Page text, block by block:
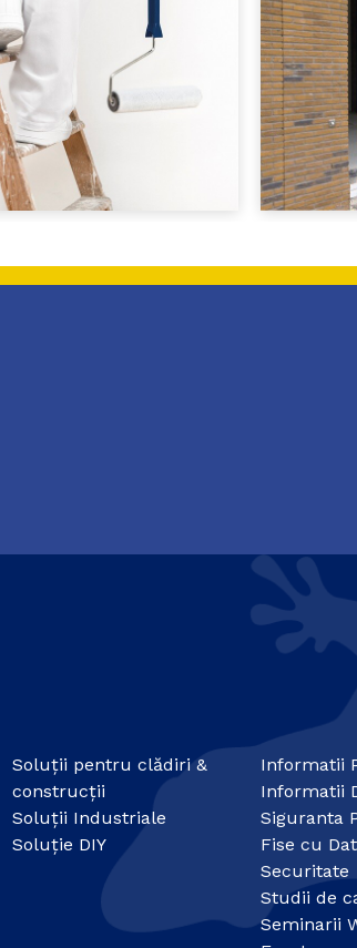
Soluții pentru clădiri &
construcții
Soluții Industriale
Soluție DIY
Informatii
Informatii
Siguranta
Fise cu
Securitate
Studii de
Seminarii